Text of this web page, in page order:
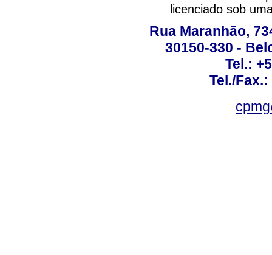
licenciado sob
Rua Maranhão,
30150-330 -
Tel.:
Tel./Fax.: